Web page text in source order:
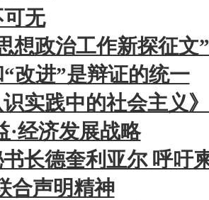
无
想政治工作新探征文
改进”是辩证的统一
识实践中的社会主义
·经济发展战略
长德奎利亚尔 呼吁
合声明精神